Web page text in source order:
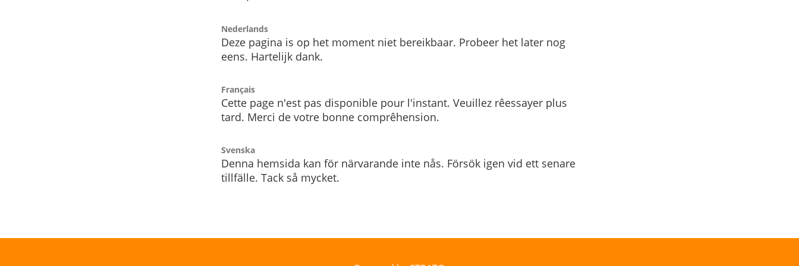
Nederlands
Deze pagina is op het moment niet bereikbaar. Probeer het later nog
eens. Hartelijk dank.
Français
Cette page n'est pas disponible pour l'instant. Veuillez rêessayer plus
tard. Merci de votre bonne comprêhension.
Svenska
Denna hemsida kan för närvarande inte nås. Försök igen vid ett senare
tillfälle. Tack så mycket.